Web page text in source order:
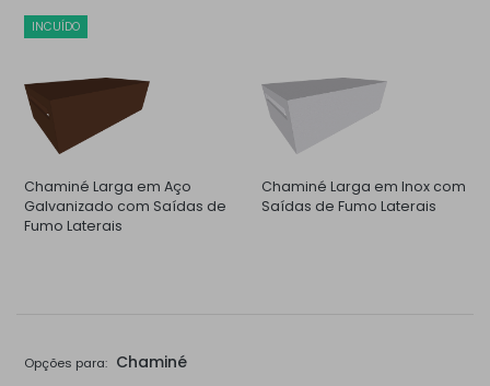
INCUÍDO
Chaminé Larga em Aço
Galvanizado com Saídas de
Fumo Laterais
Chaminé Larga em Inox com
Saídas de Fumo Laterais
Opções para: Chaminé